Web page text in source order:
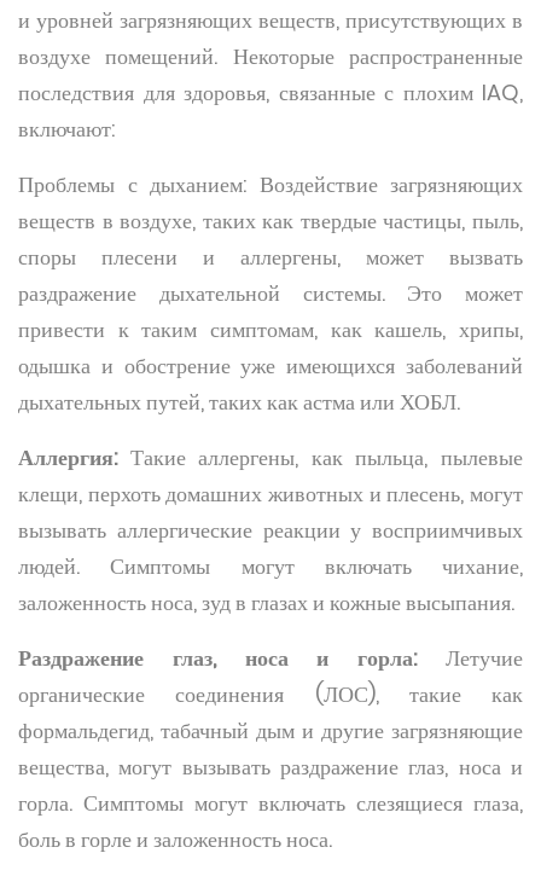
и уровней загрязняющих веществ, присутствующих в
воздухе помещений. Некоторые распространенные
последствия для здоровья, связанные с плохим IAQ,
включают:
Проблемы с дыханием: Воздействие загрязняющих
веществ в воздухе, таких как твердые частицы, пыль,
споры плесени и аллергены, может вызвать
раздражение дыхательной системы. Это может
привести к таким симптомам, как кашель, хрипы,
одышка и обострение уже имеющихся заболеваний
дыхательных путей, таких как астма или ХОБЛ.
Аллергия: Такие аллергены, как пыльца, пылевые
клещи, перхоть домашних животных и плесень, могут
вызывать аллергические реакции у восприимчивых
людей. Симптомы могут включать чихание,
заложенность носа, зуд в глазах и кожные высыпания.
Раздражение глаз, носа и горла:Летучие
органические соединения (ЛОС), такие как
формальдегид, табачный дым и другие загрязняющие
вещества, могут вызывать раздражение глаз, носа и
горла. Симптомы могут включать слезящиеся глаза,
боль в горле и заложенность носа.